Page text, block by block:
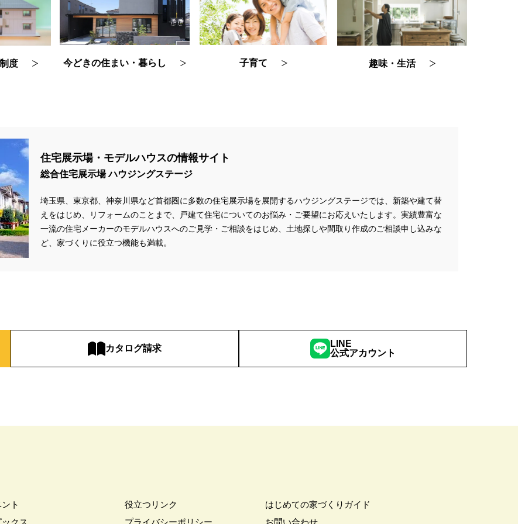
度 今どきの住まい・暮らし 子育て 趣味・生活
住宅展示場・モデルハウスの情報サイト
総合住宅展示場 ハウジングステージ
埼玉県、東京都、神奈川県など首都圏に多数の住宅展示場を展開するハウジングステージでは、新築や建て替
えをはじめ、リフォームのことまで、戸建て住宅についてのお悩み・ご要望にお応えいたします。実績豊富な
一流の住宅メーカーのモデルハウスへのご見学・ご相談をはじめ、土地探しや間取り作成のご相談申し込みな
ど、家づくりに役立つ機能も満載。
カタログ請求
LINE
公式アカウント
ト
役立つリンク
はじめての家づくりガイド